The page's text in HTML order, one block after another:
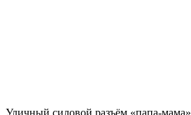
Уличный силовой разъём «папа-мама»